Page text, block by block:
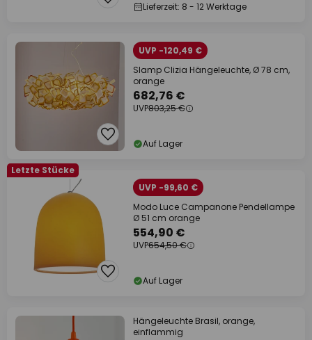
Lieferzeit: 8 - 12 Werktage
UVP -120,49 €
Slamp Clizia Hängeleuchte, Ø 78 cm,
orange
682,76 €
UVP803,25 €
Auf Lager
Letzte Stücke
UVP -99,60 €
Modo Luce Campanone Pendellampe
Ø 51 cm orange
554,90 €
UVP654,50 €
Auf Lager
Hängeleuchte Brasil, orange,
einflammig